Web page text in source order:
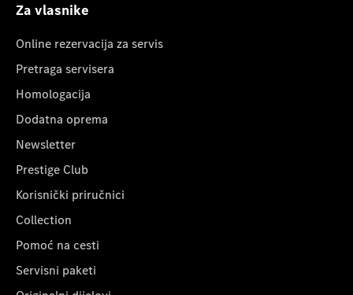
Za vlasnike
Online rezervacija za servis
Pretraga servisera
Homologacija
Dodatna oprema
Newsletter
Prestige Club
Korisnički priručnici
Collection
Pomoć na cesti
Servisni paketi